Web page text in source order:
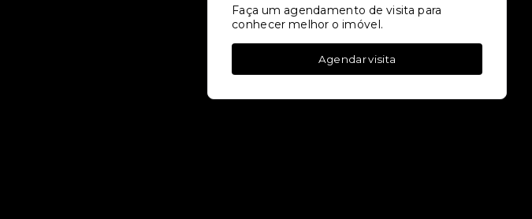
Faça um agendamento de visita para
conhecer melhor o imóvel.
Agendar visita